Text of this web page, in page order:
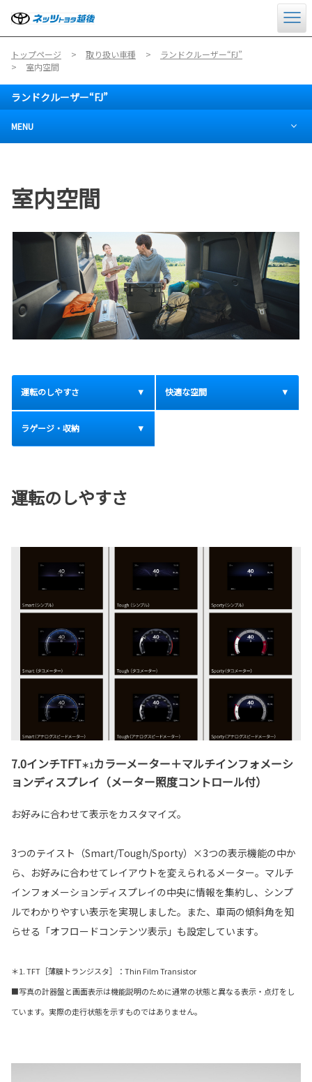
トップページ 取り扱い車種
ランドクルーザー“FJ”
室内空間
ランドクルーザー“FJ”
MENU
室内空間
運転のしやすさ 快適な空間
ラゲージ・収納
運転のしやすさ
7.0インチTFT＊1カラーメーター＋マルチインフォメーシ
ョンディスプレイ（メーター照度コントロール付）
お好みに合わせて表示をカスタマイズ。
3つのテイスト（Smart/Tough/Sporty）×3つの表示機能の中か
ら、お好みに合わせてレイアウトを変えられるメーター。マルチ
インフォメーションディスプレイの中央に情報を集約し、シンプ
ルでわかりやすい表示を実現しました。また、車両の傾斜角を知
らせる「オフロードコンテンツ表示」も設定しています。
＊1. TFT［薄膜トランジスタ］：Thin Film Transistor
■写真の計器盤と画面表示は機能説明のために通常の状態と異なる表示・点灯をし
ています。実際の走行状態を示すものではありません。